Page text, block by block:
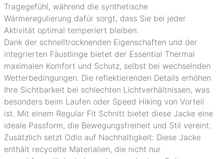
Tragegefühl, während die synthetische
Wärmeregulierung dafür sorgt, dass Sie bei jeder
Aktivität optimal temperiert bleiben.
Dank der schnelltrocknenden Eigenschaften und der
integrierten Fäustlinge bietet der Essential Thermal
maximalen Komfort und Schutz, selbst bei wechselnden
Wetterbedingungen. Die reflektierenden Details erhöhen
Ihre Sichtbarkeit bei schlechten Lichtverhältnissen, was
besonders beim Laufen oder Speed Hiking von Vorteil
ist. Mit einem Regular Fit Schnitt bietet diese Jacke eine
ideale Passform, die Bewegungsfreiheit und Stil vereint.
Zusätzlich setzt Odlo auf Nachhaltigkeit: Diese Jacke
enthält recycelte Materialien, die nicht nur